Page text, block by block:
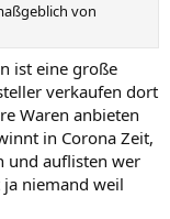
von
ist eine große
verkaufen dort
Waren anbieten
in Corona Zeit,
und auflisten wer
niemand weil